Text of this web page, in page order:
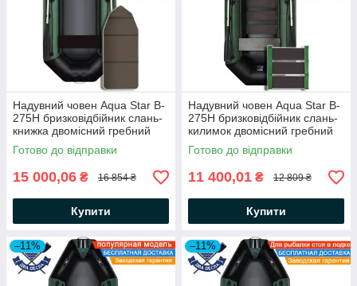
Надувний човен Aqua Star B-
275Н бризковідбійник слань-
книжка двомісний гребний
човен АкваСтар + комплект д/
якоря на носі, балон 35
Готово до відправки
15 000,06 ₴ 16 854 ₴
Купити
Надувний човен Aqua Star B-
275Н бризковідбійник слань-
килимок двомісний гребний
човен АкваСтар +комплект д/
якоря на носі, балон 35
Готово до відправки
11 400,01 ₴ 12 809 ₴
Купити
–11% –11%